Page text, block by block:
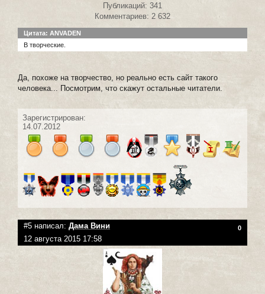
Публикаций: 341
Комментариев: 2 632
Цитата: ANVADEN
В творческие.
Да, похоже на творчество, но реально есть сайт такого
человека... Посмотрим, что скажут остальные читатели.
Зарегистрирован:
14.07.2012
#5 написал: Дама Вини 0
12 августа 2015 17:58